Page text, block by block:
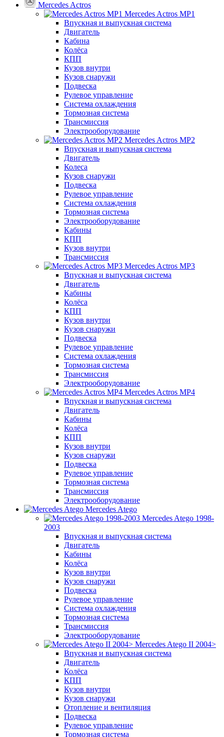
Mercedes Actros
Mercedes Actros MP1
Впускная и выпускная система
Двигатель
Кабина
Колёса
КПП
Кузов внутри
Кузов снаружи
Подвеска
Рулевое управление
Система охлаждения
Тормозная система
Трансмиссия
Электрооборудование
Mercedes Actros MP2
Впускная и выпускная система
Двигатель
Колеса
Кузов снаружи
Подвеска
Рулевое управление
Система охлаждения
Тормозная система
Электрооборудование
Кабины
КПП
Кузов внутри
Трансмиссия
Mercedes Actros MP3
Впускная и выпускная система
Двигатель
Кабины
Колёса
КПП
Кузов внутри
Кузов снаружи
Подвеска
Рулевое управление
Система охлаждения
Тормозная система
Трансмиссия
Электрооборудование
Mercedes Actros MP4
Впускная и выпускная система
Двигатель
Кабины
Колёса
КПП
Кузов внутри
Кузов снаружи
Подвеска
Рулевое управление
Тормозная система
Трансмиссия
Электрооборудование
Mercedes Atego
Mercedes Atego 1998-
2003
Впускная и выпускная система
Двигатель
Кабины
Колёса
Кузов внутри
Кузов снаружи
Подвеска
Рулевое управление
Система охлаждения
Тормозная система
Трансмиссия
Электрооборудование
Mercedes Atego II 2004>
Впускная и выпускная система
Двигатель
Колёса
КПП
Кузов внутри
Кузов снаружи
Отопление и вентиляция
Подвеска
Рулевое управление
Тормозная система